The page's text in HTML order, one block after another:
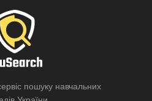
пошуку навчальних